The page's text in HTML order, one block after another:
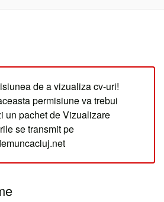
de a vizualiza cv-uri!
permisiune va trebui
un pachet de Vizualizare
se transmit pe